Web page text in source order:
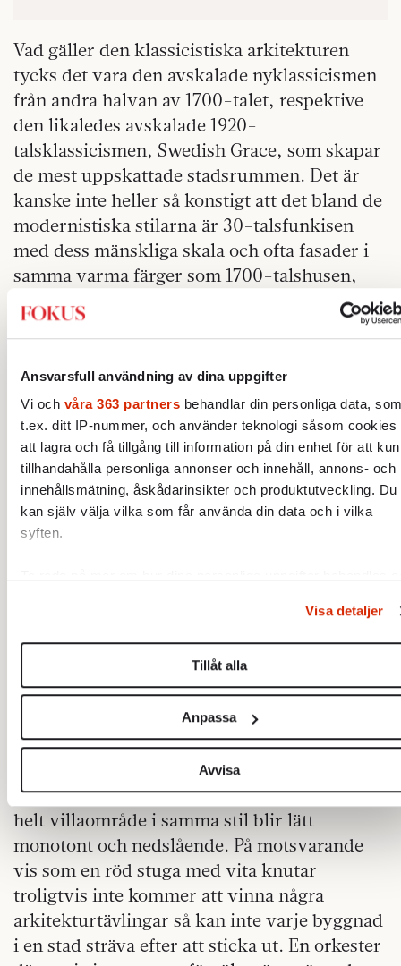
Ansvarsfull användning av dina uppgifter
Vi och våra 363 partners behandlar din personliga data,
t.ex. ditt IP-nummer, och använder teknologi såsom cookies
att lagra och få tillgång till information på din enhet för att
tillhandahålla personliga annonser och innehåll, annons- och
innehållsmätning, åskådarinsikter och produktutveckling. Du
kan själv välja vilka som får använda din data och i vilka
syften.
dra tillbaka ditt samtycke när som helst från cookie-
förklaringen.
Vi använder enhetsidentifierare för att anpassa innehållet och
medier och analysera vår trafik. Vi vidarebefordrar även
sådana identifierare och annan information från din enhet till
sociala medier och annons- och analysföretag som vi
samarbetar med. Dessa kan i sin tur kombinera
med annan information som du har tillhandahållit eller som
Om du vill läsa mer om hur vi hanterar personuppgifter kan
göra dethär.
Visa detaljer
Tillåt alla
Anpassa
Avvisa
Vad gäller den klassicistiska arkitekturen
tycks det vara den avskalade nyklassicismen
från andra halvan av 1700-talet, respektive
den likaledes avskalade 1920-
talsklassicismen, Swedish Grace, som skapar
de mest uppskattade stadsrummen. Det är
kanske inte heller så konstigt att det bland de
modernistiska stilarna är 30-talsfunkisen
med dess mänskliga skala och ofta fasader i
samma varma färger som 1700-talshusen,
som går hem hos flest.
Pompösa historiska stilar lämpar sig, liksom
modernistiskt formspråk, bäst för solitärer:
monumentalbyggnader för institutioner eller
fristående privatvillor. Brutalismen, med
dess nakna betongytor, är effektfull som
enskilda byggnadskomplex, men förfärlig när
den tillämpas över hela stadsdelar.
historiska stilar. I dag kan vi välja och vraka
ur historiens ymnighetshorn. Låt oss lära av
formen verkligen ska följa på funktionen
borde byggnaders formspråk avgöras av vad
En brutalistisk villa i betong kan vara
storslagen och uppseendeväckande, men ett
helt villaområde i samma stil blir lätt
monotont och nedslående. På motsvarande
vis som en röd stuga med vita knutar
troligtvis inte kommer att vinna några
arkitekturtävlingar så kan inte varje byggnad
i en stad sträva efter att sticka ut. En orkester